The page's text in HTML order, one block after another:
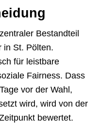
Bestandteil
in St. Pölten.
für leistbare
Fairness. Dass
vor der Wahl,
wird, wird von der
bewertet.